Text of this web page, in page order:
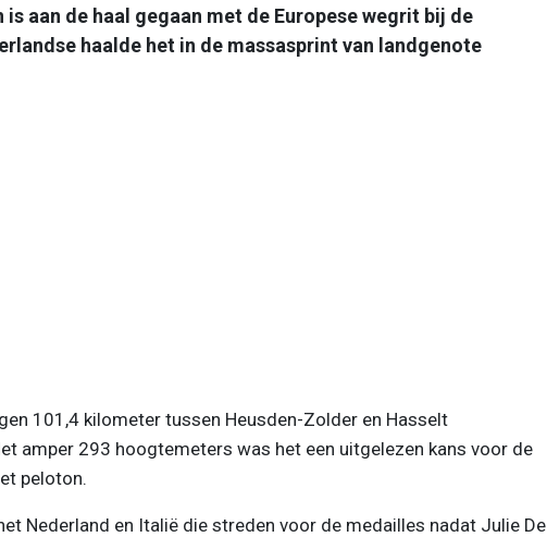
is aan de haal gegaan met de Europese wegrit bij de
haalde het in de massasprint van landgenote
101,4 kilometer tussen Heusden-Zolder en Hasselt
amper 293 hoogtemeters was het een uitgelezen kans voor de
peloton.
Nederland en Italië die streden voor de medailles nadat Julie De